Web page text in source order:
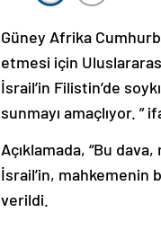
Güney Afrika
etmesi için
İsrail’in Filistin’de
sunmayı amaçlıyor. ”
Açıklamada, “Bu
İsrail’in, mahkemenin
verildi.